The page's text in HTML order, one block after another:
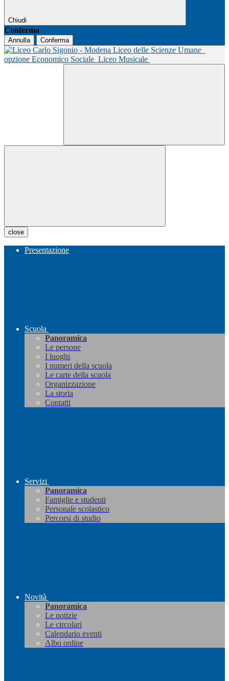
Chiudi
Conferma
Annulla Conferma
Liceo delle Scienze Umane
opzione Economico Sociale Liceo Musicale
close
Presentazione
Scuola
Panoramica
Le persone
I luoghi
I numeri della scuola
Le carte della scuola
Organizzazione
La storia
Contatti
Servizi
Panoramica
Famiglie e studenti
Personale scolastico
Percorsi di studio
Novità
Panoramica
Le notizie
Le circolari
Calendario eventi
Albo online